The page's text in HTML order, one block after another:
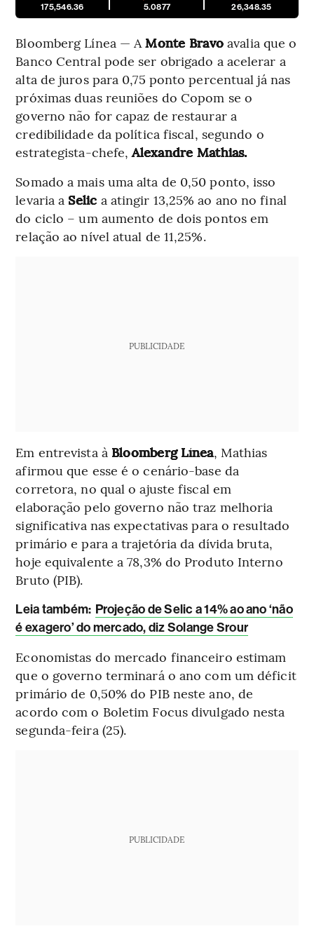
175,546.36
5.0877
26,348.35
Bloomberg Línea — AMonte Bravo avalia que o
Banco Central pode ser obrigado a acelerar a
alta de juros para 0,75 ponto percentual já nas
próximas duas reuniões do Copom se o
governo não for capaz de restaurar a
credibilidade da política fiscal, segundo o
estrategista-chefe,Alexandre Mathias.
Somado a mais uma alta de 0,50 ponto, isso
levaria a Selic a atingir 13,25% ao ano no final
do ciclo – um aumento de dois pontos em
relação ao nível atual de 11,25%.
PUBLICIDADE
Em entrevista à Bloomberg Línea, Mathias
afirmou que esse é o cenário-base da
corretora, no qual o ajuste fiscal em
elaboração pelo governo não traz melhoria
significativa nas expectativas para o resultado
primário e para a trajetória da dívida bruta,
hoje equivalente a 78,3% do Produto Interno
Bruto (PIB).
Leia também: Projeção de Selic a 14% ao ano ‘não
é exagero’ do mercado, diz Solange Srour
Economistas do mercado financeiro estimam
que o governo terminará o ano com um déficit
primário de 0,50% do PIB neste ano, de
acordo com o Boletim Focus divulgado nesta
segunda-feira (25).
PUBLICIDADE